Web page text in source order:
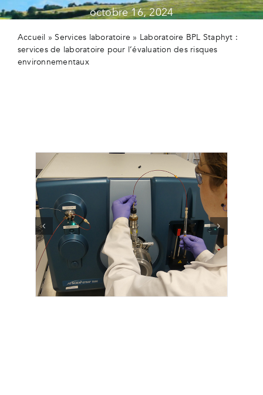
octobre 16, 2024
Accueil » Services laboratoire » Laboratoire BPL Staphyt :
services de laboratoire pour l’évaluation des risques
environnementaux